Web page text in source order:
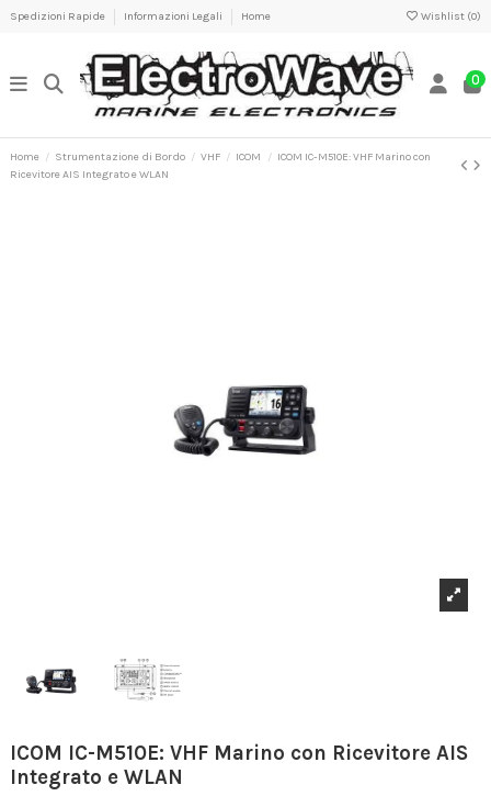
Spedizioni Rapide Informazioni Legali Home Wishlist (0)
0
Home Strumentazione di Bordo VHF ICOM
ICOM IC-M510E: VHF Marino con
Ricevitore AIS Integrato e WLAN
ICOM IC-M510E: VHF Marino con Ricevitore AIS
Integrato e WLAN